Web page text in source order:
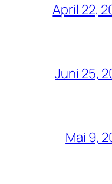
April 22,
Juni 25,
Mai 9,